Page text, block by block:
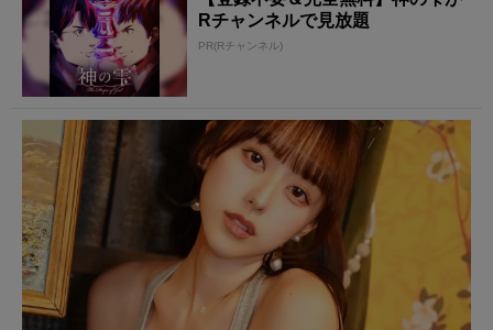
Rチャンネルで見放題
PR(Rチャンネル)